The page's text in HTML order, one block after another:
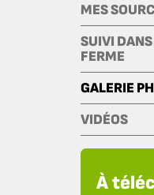
MES
SUIVI
FERME
GALERIE
VIDÉOS
À